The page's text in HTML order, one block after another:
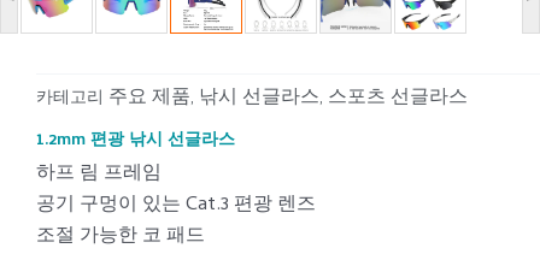
카테고리 주요 제품, 낚시 선글라스, 스포츠 선글라스
1.2mm 편광 낚시 선글라스
하프 림 프레임
공기 구멍이 있는 Cat.3 편광 렌즈
조절 가능한 코 패드